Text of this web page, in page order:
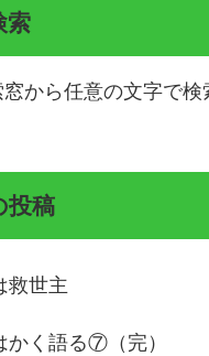
索
から任意の文字で検
投稿
救世主
かく語る⑦（完）